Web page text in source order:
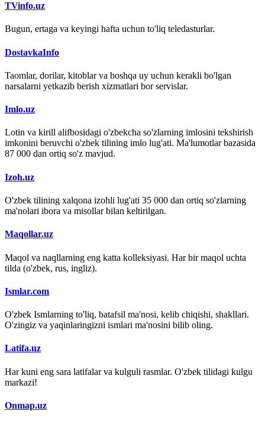
TVinfo.uz
Bugun, ertaga va keyingi hafta uchun to'liq teledasturlar.
DostavkaInfo
Taomlar, dorilar, kitoblar va boshqa uy uchun kerakli bo'lgan
narsalarni yetkazib berish xizmatlari bor servislar.
Imlo.uz
Lotin va kirill alifbosidagi o'zbekcha so'zlarning imlosini tekshirish
imkonini beruvchi o'zbek tilining imlo lug'ati. Ma'lumotlar bazasida
87 000 dan ortiq so'z mavjud.
Izoh.uz
O'zbek tilining xalqona izohli lug'ati 35 000 dan ortiq so'zlarning
ma'nolari ibora va misollar bilan keltirilgan.
Maqollar.uz
Maqol va naqllarning eng katta kolleksiyasi. Har bir maqol uchta
tilda (o'zbek, rus, ingliz).
Ismlar.com
O'zbek Ismlarning to'liq, batafsil ma'nosi, kelib chiqishi, shakllari.
O'zingiz va yaqinlaringizni ismlari ma'nosini bilib oling.
Latifa.uz
Har kuni eng sara latifalar va kulguli rasmlar. O'zbek tilidagi kulgu
markazi!
Onmap.uz